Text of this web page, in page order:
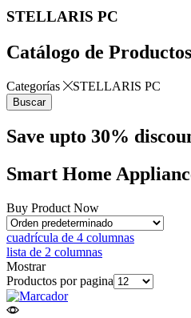
STELLARIS PC
Catálogo de Productos
Categorías STELLARIS PC
Buscar
Save upto 30%
Smart Home
Buy Product Now
cuadrícula de 4 columnas
lista de 2 columnas
Mostrar
Productos por pagina